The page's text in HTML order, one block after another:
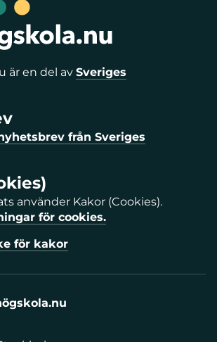
är en del av Sveriges
från Sveriges
använder Kakor (Cookies).
för cookies.
för kakor